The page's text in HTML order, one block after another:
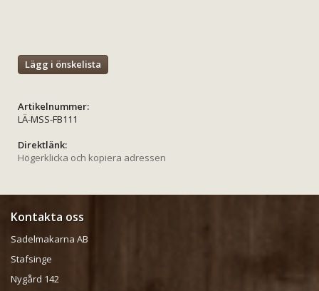
Lägg i önskelista
Artikelnummer:
LÄ-MSS-FB111
Direktlänk:
Högerklicka och kopiera adressen
Kontakta oss
Sadelmakarna AB
Stafsinge
Nygård 142